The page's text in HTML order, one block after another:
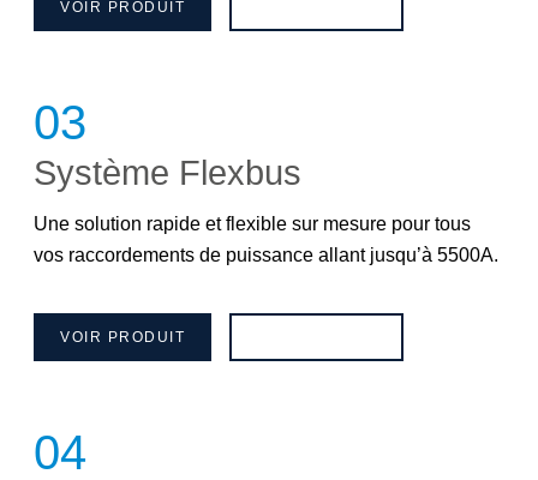
VOIR PRODUIT
03
Système Flexbus
Une solution rapide et flexible sur mesure pour tous
vos raccordements de puissance allant jusqu’à 5500A.
VOIR PRODUIT
04